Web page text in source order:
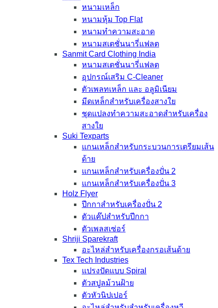
หนามเหล็ก
หนามหุ้ม Top Flat
หนามทำความสะอาด
หนามสเตชั่นนารี่แฟลต
Sanmit Card Clothing India
หนามสเตชั่นนารี่แฟลต
อุปกรณ์เสริม C-Cleaner
ตัวเพลทเหล็ก และ อลูมิเนียม
มีดเหล็กสำหรับเครื่องสางใย
ชุดแปลงทำความสะอาดสำหรับเครื่อง
สางใย
Suki Texparts
แกนเหล็กสำหรับกระบวนการเตรียมเส้น
ด้าย
แกนเหล็กสำหรับเครื่องปั่น 2
แกนเหล็กสำหรับเครื่องปั่น 3
Holz Flyer
ปีกกาสำหรับเครื่องปั่น 2
ตัวแค๊ปสำหรับปีกกา
ตัวเพลสเซ่อร์
Shriji Sparekraft
อะไหล่สำหรับเครื่องกรอเส้นด้าย
Tex Tech Industries
แปรงปัดแบบ Spiral
ตัวสปูลม้วนฝ้าย
ตัวหัวนิปเปอร์